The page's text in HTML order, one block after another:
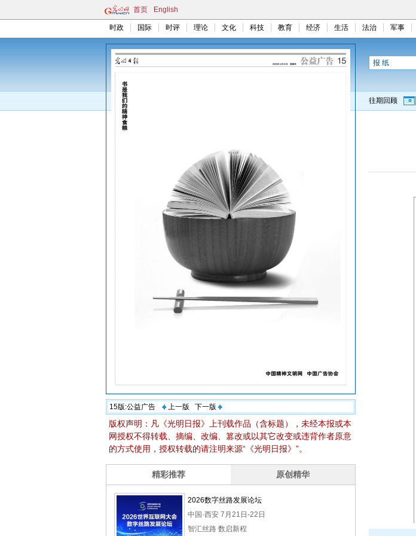
首页 English
时政 国际 时评 理论 文化 科技 教育 经济 生活 法治 军事
15版:公益广告 上一版 下一版
版权声明：凡《光明日报》上刊载作品（含标题），未经本报或本
网授权不得转载、摘编、改编、篡改或以其它改变或违背作者原意
的方式使用，授权转载的请注明来源“《光明日报》”。
报 纸
往期回顾